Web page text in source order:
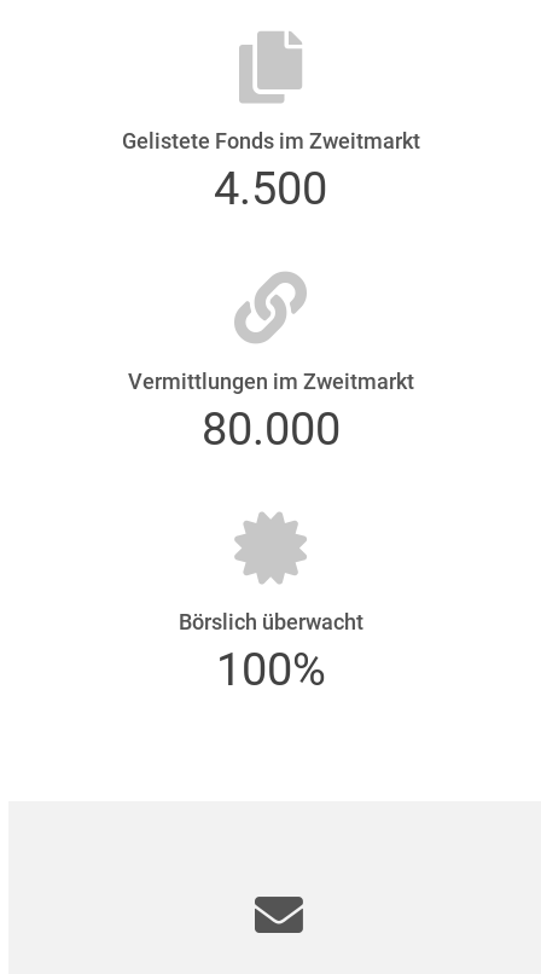
Gelistete Fonds im Zweitmarkt
4.500
Vermittlungen im Zweitmarkt
80.000
Börslich überwacht
100%